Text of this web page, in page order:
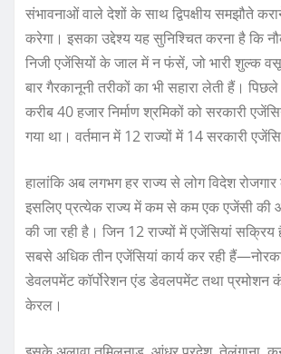
संभावनाओं वाले देशों के साथ द्विपक्षीय समझौते
करेगा। इसका उद्देश्य यह सुनिश्चित करना है कि
निजी एजेंसियों के जाल में न फंसें, जो भारी शुल्क
बार गैरकानूनी तरीकों का भी सहारा लेती हैं।
करीब 40 हजार निर्माण श्रमिकों को सरकारी
गया था। वर्तमान में 12 राज्यों में 14 सरकारी
हालांकि अब लगभग हर राज्य से लोग विदेश
इसलिए प्रत्येक राज्य में कम से कम एक एजेंसी
की जा रही है। जिन 12 राज्यों में एजेंसियां
सबसे अधिक तीन एजेंसियां कार्य कर रही
डेवलपमेंट कॉर्पोरेशन एंड डेवलपमेंट तथा
केरल।